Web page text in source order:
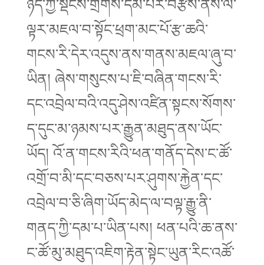
ལྟར་མཇལ་བ་སྟོང་ཕྲག་མང་པོ་རྩ་ཆའི་
གངས་རི་དེར་འདུས་ནས་གནས་མཇལ་ཞུ་བ་
ཡིན། ཞེས་གསུངས་པ་ཇི་བཞིན་གངས་རི་
དང་འབྲེལ་བའི་འདུ་ཤེས་འཛིན་སྟངས་སོགས་
ད་དུང་མ་ཉམས་པར་རྒྱུན་མཐུད་ནས་ཡོང་
ཡོད། འོ་ན་གངས་རིའི་ཕན་གནོད་དེས་ང་ཚོ་
འགྲོ་བ་མི་དང་བཅས་པར་ཤུགས་རྐྱེན་དང་
འབྲེལ་བ་ཅི་ཞིག་ཡོད་མེད་ལ་བལྟ་རྒྱུ་ནི་
གནད་ཀྱི་དམ་པ་ཡིན་པས། ཕན་པའི་ཆ་ནས་
ང་ཚོ་མུ་མཐུད་འཇིག་རྟེན་སྟེང་ཡུན་རིང་འཚོ་